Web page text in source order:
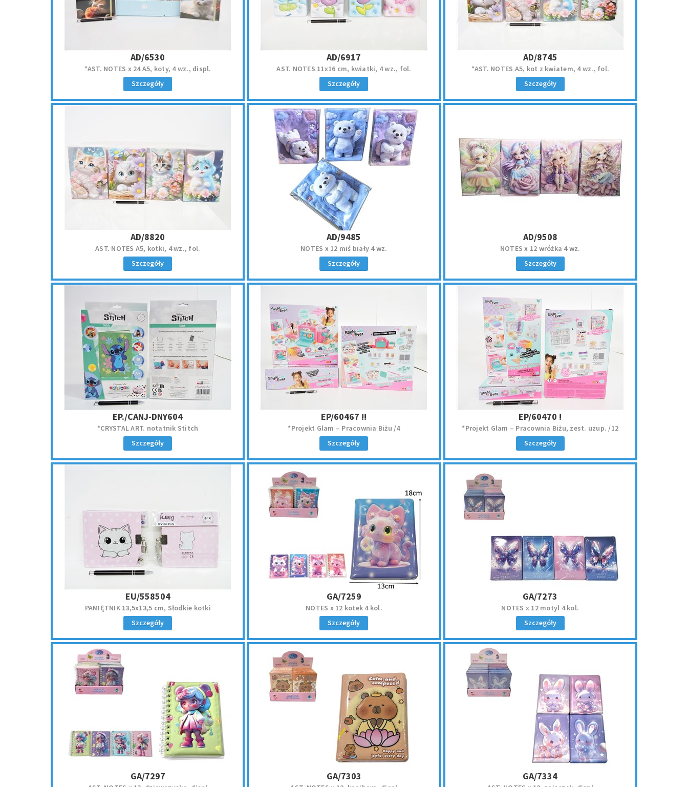
AD/6530
*AST. NOTES x 24 A5, koty, 4 wz., displ.
Szczegóły
AD/6917
AST. NOTES 11x16 cm, kwiatki, 4 wz., fol.
Szczegóły
AD/8745
*AST. NOTES A5, kot z kwiatem, 4 wz., fol.
Szczegóły
AD/8820
AST. NOTES A5, kotki, 4 wz., fol.
Szczegóły
AD/9485
NOTES x 12 miś biały 4 wz.
Szczegóły
AD/9508
NOTES x 12 wróżka 4 wz.
Szczegóły
EP./CANJ-DNY604
*CRYSTAL ART. notatnik Stitch
Szczegóły
EP/60467 !!
*Projekt Glam – Pracownia Biżu /4
Szczegóły
EP/60470 !
*Projekt Glam – Pracownia Biżu, zest. uzup. /12
Szczegóły
EU/558504
PAMIĘTNIK 13,5x13,5 cm, Słodkie kotki
Szczegóły
GA/7259
NOTES x 12 kotek 4 kol.
Szczegóły
GA/7273
NOTES x 12 motyl 4 kol.
Szczegóły
GA/7297 GA/7303 GA/7334